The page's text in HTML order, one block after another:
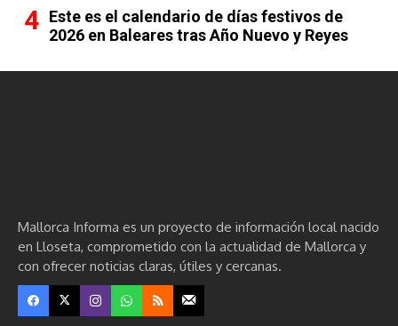
Este es el calendario de días festivos de
2026 en Baleares tras Año Nuevo y Reyes
Mallorca Informa es un proyecto de información local nacido
en Lloseta, comprometido con la actualidad de Mallorca y
con ofrecer noticias claras, útiles y cercanas.